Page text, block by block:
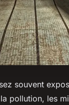
souvent
pollution, les